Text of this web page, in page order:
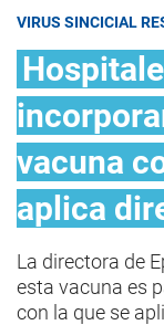
VIRUS SINCICIAL
vacuna
aplica
La directora de
esta vacuna es
con la que se